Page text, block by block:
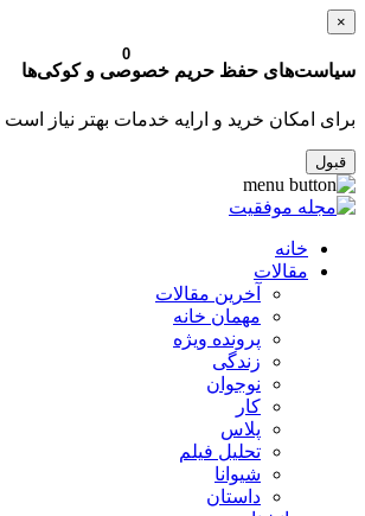
×
سیاست‌های حفظ حریم خصوصی و کوکی‌ها
برای امکان خرید و ارایه خدمات بهتر نیاز
قبول
خانه
مقالات
آخرین مقالات
مهمان خانه
پرونده ویژه
زندگی
نوجوان
کار
پلاس
تحلیل فیلم
شیوانا
داستان
0